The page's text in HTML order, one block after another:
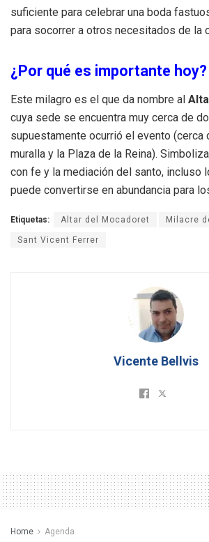
suficiente para celebrar una boda
para socorrer a otros necesitados de la
¿Por qué es importante hoy?
Este milagro es el que da nombre al
cuya sede se encuentra muy cerca de
supuestamente ocurrió el evento (cerca
muralla y la Plaza de la Reina).
con fe y la mediación del santo, incluso
puede convertirse en abundancia para
Etiquetas: Altar del Mocadoret Milacre
Sant Vicent Ferrer
Vicente Bellvis
Home Agenda